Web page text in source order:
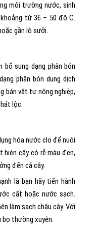
môi trường nước, sinh
từ 36 – 50 độ C.
gần lò sưởi.
sung dạng phân bón
phân bón dung dịch
bán vật tư nông nghiệp,
lộc.
hóa nước clo để nuôi
hiện cây có rễ màu đen,
đến cả cây.
là bạn hãy tiến hành
cất hoặc nước sạch.
làm sạch chậu cây. Với
bọ thường xuyên.